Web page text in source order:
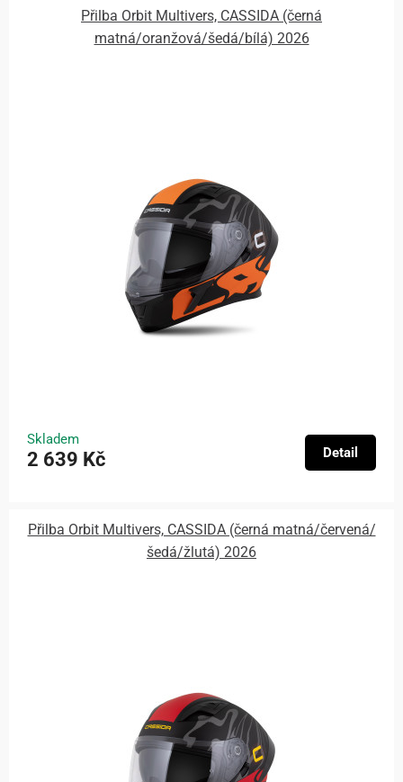
Přilba Orbit Multivers, CASSIDA (černá
matná/oranžová/šedá/bílá) 2026
Skladem
2 639 Kč Detail
Přilba Orbit Multivers, CASSIDA (černá matná/červená/
šedá/žlutá) 2026